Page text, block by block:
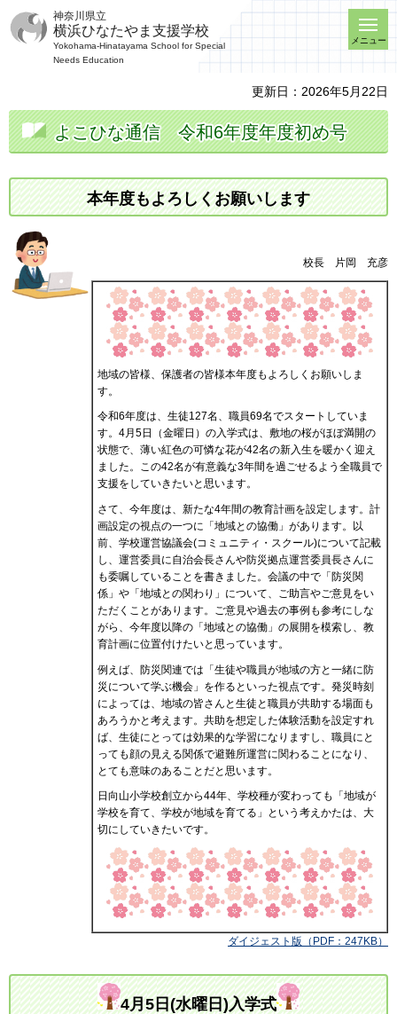
神奈川県立
横浜ひなたやま支援学校
Yokohama-Hinatayama School for Special
Needs Education
メニュー
更新日：2026年5月22日
よこひな通信 令和6年度年度初め号
本年度もよろしくお願いします
校長 片岡 充彦
地域の皆様、保護者の皆様本年度もよろしくお願いしま
す。
令和6年度は、生徒127名、職員69名でスタートしていま
す。4月5日（金曜日）の入学式は、敷地の桜がほぼ満開の
状態で、薄い紅色の可憐な花が42名の新入生を暖かく迎え
ました。この42名が有意義な3年間を過ごせるよう全職員で
支援をしていきたいと思います。
さて、今年度は、新たな4年間の教育計画を設定します。計
画設定の視点の一つに「地域との協働」があります。以
前、学校運営協議会(コミュニティ・スクール)について記載
し、運営委員に自治会長さんや防災拠点運営委員長さんに
も委嘱していることを書きました。会議の中で「防災関
係」や「地域との関わり」について、ご助言やご意見をい
ただくことがあります。ご意見や過去の事例も参考にしな
がら、今年度以降の「地域との協働」の展開を模索し、教
育計画に位置付けたいと思っています。
例えば、防災関連では「生徒や職員が地域の方と一緒に防
災について学ぶ機会」を作るといった視点です。発災時刻
によっては、地域の皆さんと生徒と職員が共助する場面も
あろうかと考えます。共助を想定した体験活動を設定すれ
ば、生徒にとっては効果的な学習になりますし、職員にと
っても顔の見える関係で避難所運営に関わることになり、
とても意味のあることだと思います。
日向山小学校創立から44年、学校種が変わっても「地域が
学校を育て、学校が地域を育てる」という考えかたは、大
切にしていきたいです。
ダイジェスト版（PDF：247KB）
4月5日(水曜日)入学式